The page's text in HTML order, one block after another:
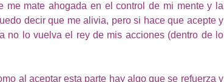
me mate ahogada en el control de mi mente y la
decir que me alivia, pero si hace que acepte y
no lo vuelva el rey de mis acciones (dentro de lo
al aceptar esta parte hay algo que se refuerza y